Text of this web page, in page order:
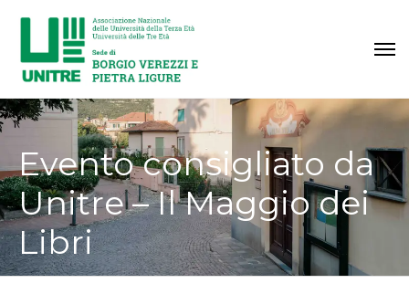
Evento consigliato da
Unitre – Il Maggio dei
Libri